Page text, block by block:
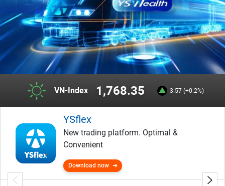
VN-Index 1,768.35 3.57 (+0.2%)
YSflex
New trading platform. Optimal &
Convenient
Download now